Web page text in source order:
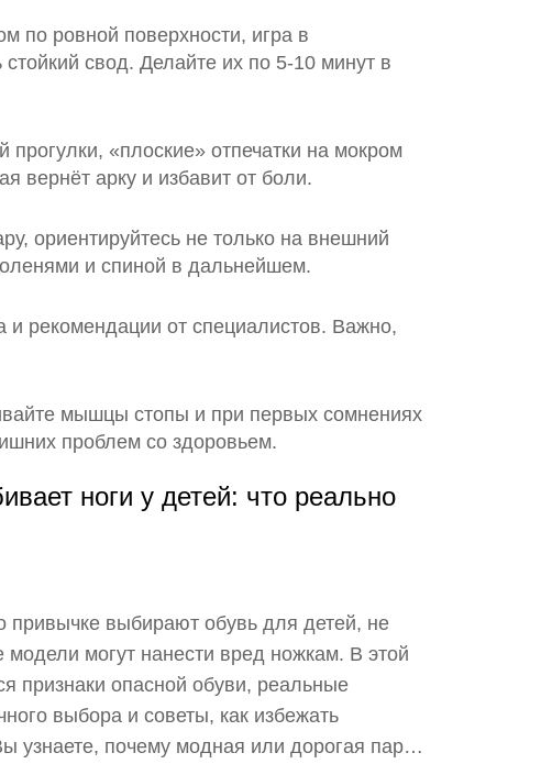
по ровной поверхности, игра в
свод. Делайте их по 5‑10 минут в
«плоские» отпечатки на мокром
вернёт арку и избавит от боли.
ориентируйтесь не только на внешний
и спиной в дальнейшем.
рекомендации от специалистов. Важно,
мышцы стопы и при первых сомнениях
проблем со здоровьем.
ноги у детей: что реально
привычке выбирают обувь для детей, не
модели могут нанести вред ножкам. В этой
признаки опасной обуви, реальные
выбора и советы, как избежать
узнаете, почему модная или дорогая пара